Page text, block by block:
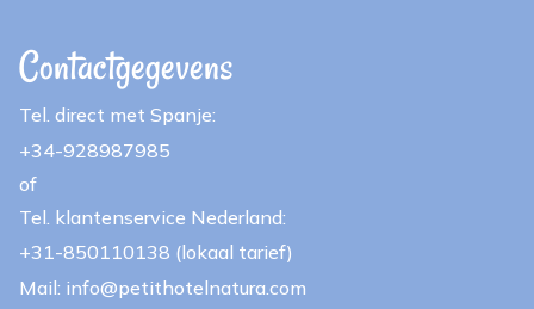
Contactgegevens
Tel. direct met Spanje:
+34-928987985
of
Tel. klantenservice Nederland:
+31-850110138 (lokaal tarief)
Mail: info@petithotelnatura.com